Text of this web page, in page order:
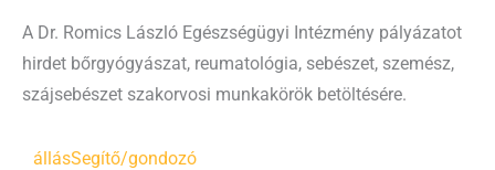
A Dr. Romics László Egészségügyi Intézmény pályázatot
hirdet bőrgyógyászat, reumatológia, sebészet, szemész,
szájsebészet szakorvosi munkakörök betöltésére.
állásSegítő/gondozó